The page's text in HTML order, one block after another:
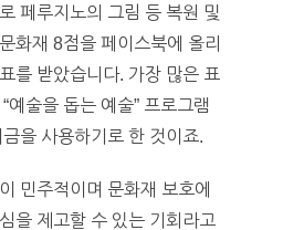
페루지노의 그림 등 복원 및
화재 8점을 페이스북에 올리
를 받았습니다. 가장 많은 표
예술을 돕는 예술” 프로그램
을 사용하기로 한 것이죠.
민주적이며 문화재 보호에
을 제고할 수 있는 기회라고